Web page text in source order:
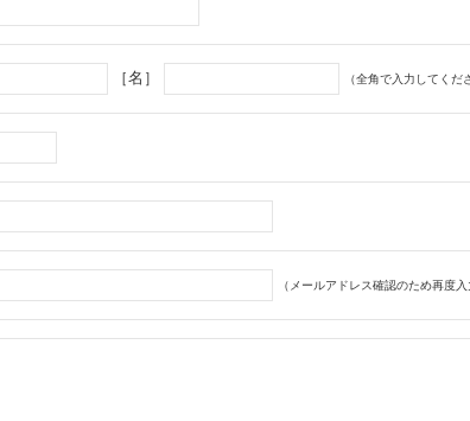
［名］ （全角で入力してくだ
（メールアドレス確認のため再度